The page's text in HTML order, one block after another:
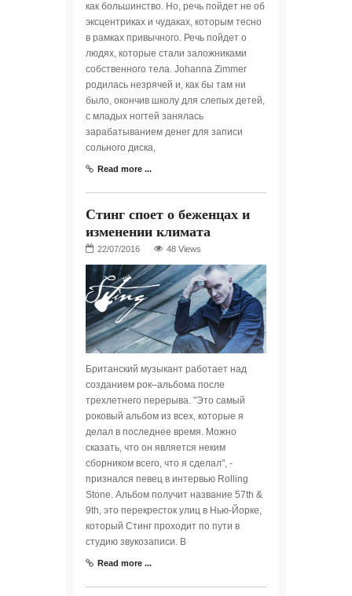
как большинство. Но, речь пойдет не об
эксцентриках и чудаках, которым тесно
в рамках привычного. Речь пойдет о
людях, которые стали заложниками
собственного тела. Johanna Zimmer
родилась незрячей и, как бы там ни
было, окончив школу для слепых детей,
с младых ногтей занялась
зарабатыванием денег для записи
сольного диска,
Read more ...
Стинг споет о беженцах и
изменении климата
48 Views
Британский музыкант работает над
созданием рок–альбома после
трехлетнего перерыва. "Это самый
роковый альбом из всех, которые я
делал в последнее время. Можно
сказать, что он является неким
сборником всего, что я сделал", -
признался певец в интервью Rolling
Stone. Альбом получит название 57th &
9th, это перекресток улиц в Нью-Йорке,
который Стинг проходит по пути в
студию звукозаписи. В
Read more ...